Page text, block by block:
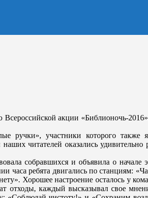
Всероссийской акции «Библионочь-
ручки», участники которого также
читателей оказались
собравшихся и объявила о
часа ребята двигались по станциям:
Хорошее настроение осталось у
отходы, каждый высказывал свое